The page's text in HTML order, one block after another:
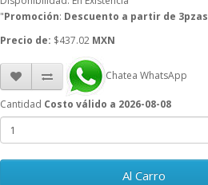
"Promoción: Descuento a partir de 3pzas
Precio de: $437.02 MXN
Chatea WhatsApp
Cantidad Costo válido a 2026-08-08
Al Carro